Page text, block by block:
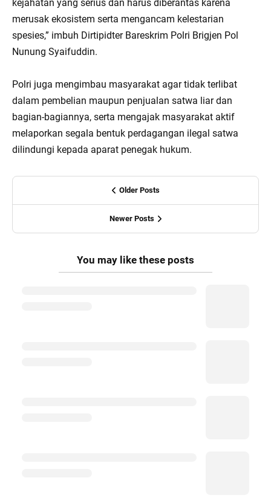
kejahatan yang serius dan harus diberantas karena
merusak ekosistem serta mengancam kelestarian
spesies,” imbuh Dirtipidter Bareskrim Polri Brigjen Pol
Nunung Syaifuddin.
Polri juga mengimbau masyarakat agar tidak terlibat
dalam pembelian maupun penjualan satwa liar dan
bagian-bagiannya, serta mengajak masyarakat aktif
melaporkan segala bentuk perdagangan ilegal satwa
dilindungi kepada aparat penegak hukum.
Older Posts
Newer Posts
You may like these posts